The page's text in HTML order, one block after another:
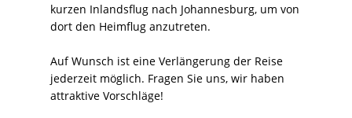
kurzen Inlandsflug nach Johannesburg, um von
dort den Heimflug anzutreten.
Auf Wunsch ist eine Verlängerung der Reise
jederzeit möglich. Fragen Sie uns, wir haben
attraktive Vorschläge!